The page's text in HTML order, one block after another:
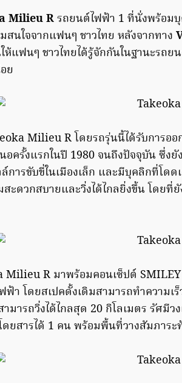
Milieu Rรถยนต์ไฟฟ้า 1 ที่นั่งพร้อม
สนใจจากแฟนๆ ชาวไทย หลังจากทาง
แฟนๆ ชาวไทยได้รู้จักกันในฐานะรถ
ย
Milieu R โดยรถรุ่นนี้ได้รับการอ
อครั้งแรกในปี 1980 จนถึงปัจจุบัน ซึ่
การขับขี่ในเมืองเล็ก และมีบุคลิกที่โด
ะดวกสบายและวิ่งได้ไกลยิ่งขึ้น โดยที่
Milieu R มาพร้อมคอนเซ็ปต์
ฟ้า โดยสเปคดั้งเดิมสามารถทำความ
ามารถวิ่งได้ไกลสุด 20 กิโลเมตร รัศมี
ดยสารได้ 1 คน พร้อมพื้นที่วางสัมภาร